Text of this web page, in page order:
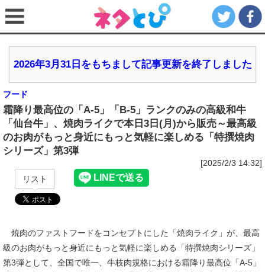
2026年3月31日をもちまして記事更新を終了しました
フード
霜降り最高位の「A-5」「B-5」ランクのみの高級和牛
「仙台牛」、焼肉ライクで本日3日(月)から販売～最高級
のお肉がもっと身近にもっと気軽に楽しめる「特撰焼肉
シリーズ」第3弾
[2025/2/3 14:32]
リスト
焼肉のファストフードをコンセプトにした「焼肉ライク」が、最高
級のお肉がもっと身近にもっと気軽に楽しめる「特撰焼肉シリーズ」
第3弾として、全国で唯一、牛枝肉規格における霜降り最高位「A-5」